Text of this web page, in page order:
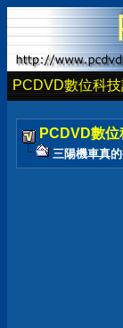
PCDVD數位科
PCDVD數
三陽機車真